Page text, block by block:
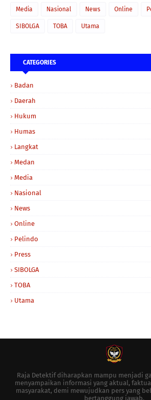
Media Nasional News Online
SIBOLGA TOBA Utama
CATEGORIES
Badan
Daerah
Hukum
Humas
Langkat
Medan
Media
Nasional
News
Online
Pelindo
Press
SIBOLGA
TOBA
Utama
Raja Detektif diharapkan mampu menjadi
menyampaikan informasi yang aktual,
masyarakat, demi mewujudkan pers yang
bertanggung jawab.